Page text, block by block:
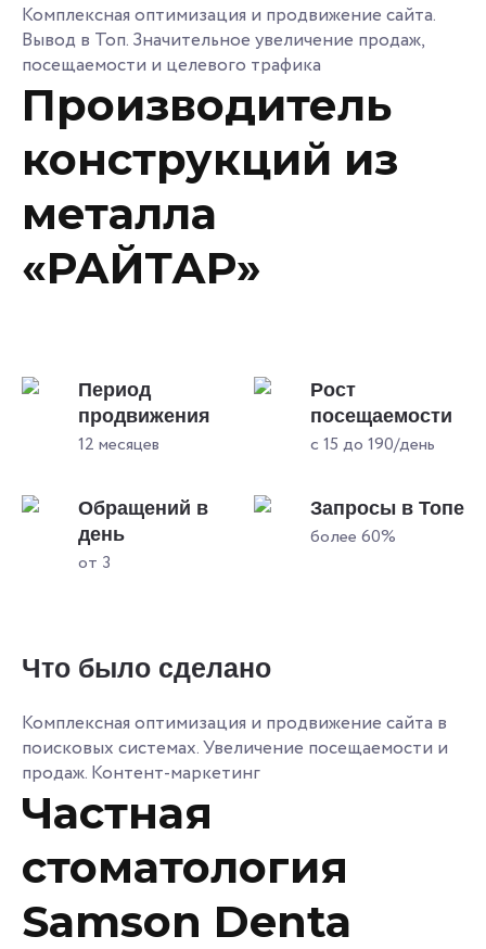
Комплексная оптимизация и продвижение сайта.
Вывод в Топ. Значительное увеличение продаж,
посещаемости и целевого трафика
Производитель
конструкций из
металла
«РАЙТАР»
Период
продвижения
12 месяцев
Рост
посещаемости
с 15 до 190/день
Обращений в
день
от 3
Запросы в Топе
более 60%
Что было сделано
Комплексная оптимизация и продвижение сайта в
поисковых системах. Увеличение посещаемости и
продаж. Контент-маркетинг
Частная
стоматология
Samson Denta